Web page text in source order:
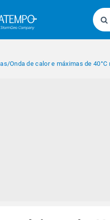
/Onda de calor e máximas de 40°C